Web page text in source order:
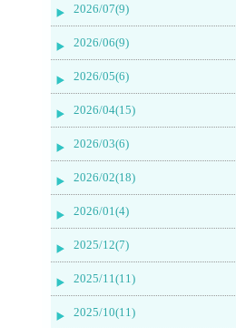
2026/07(9)
2026/06(9)
2026/05(6)
2026/04(15)
2026/03(6)
2026/02(18)
2026/01(4)
2025/12(7)
2025/11(11)
2025/10(11)